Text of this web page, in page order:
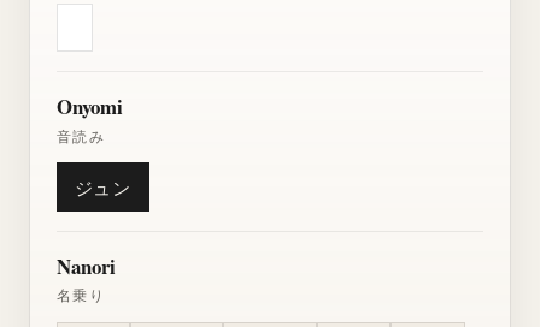
Onyomi
音読み
ジュン
Nanori
名乗り